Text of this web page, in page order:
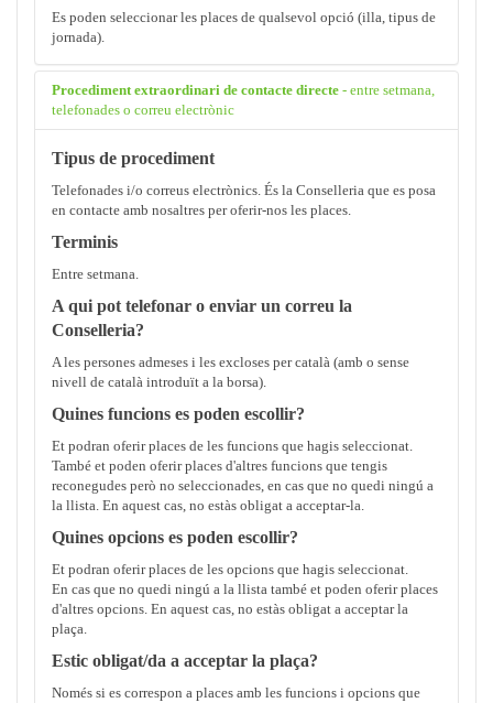
Es poden seleccionar les places de qualsevol opció (illa, tipus de
jornada).
Procediment extraordinari de contacte directe - entre setmana,
telefonades o correu electrònic
Tipus de procediment
Telefonades i/o correus electrònics. És la Conselleria que es posa
en contacte amb nosaltres per oferir-nos les places.
Terminis
Entre setmana.
A qui pot telefonar o enviar un correu la
Conselleria?
A les persones admeses i les excloses per català (amb o sense
nivell de català introduït a la borsa).
Quines funcions es poden escollir?
Et podran oferir places de les funcions que hagis seleccionat.
També et poden oferir places d'altres funcions que tengis
reconegudes però no seleccionades, en cas que no quedi ningú a
la llista. En aquest cas, no estàs obligat a acceptar-la.
Quines opcions es poden escollir?
Et podran oferir places de les opcions que hagis seleccionat.
En cas que no quedi ningú a la llista també et poden oferir places
d'altres opcions. En aquest cas, no estàs obligat a acceptar la
plaça.
Estic obligat/da a acceptar la plaça?
Només si es correspon a places amb les funcions i opcions que